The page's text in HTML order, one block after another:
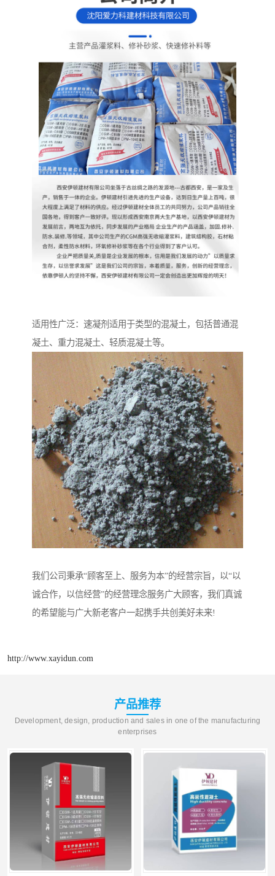
适用性广泛：速凝剂适用于类型的混凝土，包括普通混
凝土、重力混凝土、轻质混凝土等。
我们公司秉承“顾客至上、服务为本”的经营宗旨，以“以
诚合作，以信经营”的经营理念服务广大顾客，我们真诚
的希望能与广大新老客户一起携手共创美好未来!
http://www.xayidun.com
产品推荐
Development, design, production and sales in one of the manufacturing
enterprises